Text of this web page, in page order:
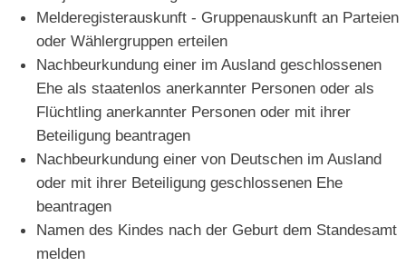
Melderegisterauskunft - Gruppenauskunft an Parteien
oder Wählergruppen erteilen
Nachbeurkundung einer im Ausland geschlossenen
Ehe als staatenlos anerkannter Personen oder als
Flüchtling anerkannter Personen oder mit ihrer
Beteiligung beantragen
Nachbeurkundung einer von Deutschen im Ausland
oder mit ihrer Beteiligung geschlossenen Ehe
beantragen
Namen des Kindes nach der Geburt dem Standesamt
melden